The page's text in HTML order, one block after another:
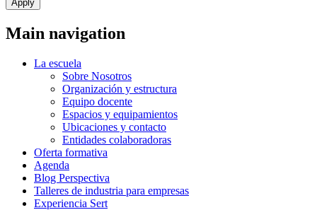
Main navigation
La escuela
Sobre Nosotros
Organización y estructura
Equipo docente
Espacios y equipamientos
Ubicaciones y contacto
Entidades colaboradoras
Oferta formativa
Agenda
Blog Perspectiva
Talleres de industria para empresas
Experiencia Sert